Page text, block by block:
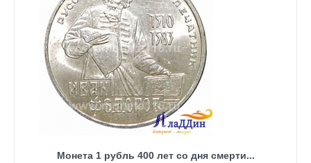
Монета 1 рубль 400 лет со дня смерти...